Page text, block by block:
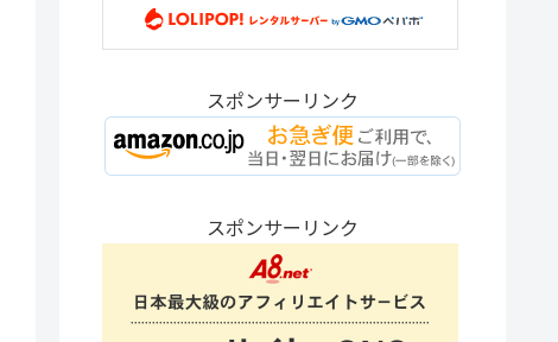
スポンサーリンク
スポンサーリンク